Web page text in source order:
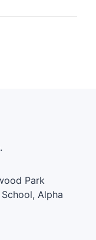
Park
Alpha